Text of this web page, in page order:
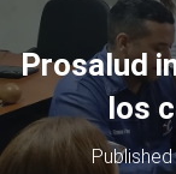
Prosalud
los